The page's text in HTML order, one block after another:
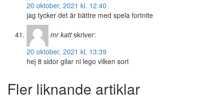
20 oktober, 2021 kl. 12:40
jag tycker det är bättre med spela fortnite
mr katt skriver:
20 oktober, 2021 kl. 13:39
hej 8 sidor gilar ni lego vilken sort
Fler liknande artiklar